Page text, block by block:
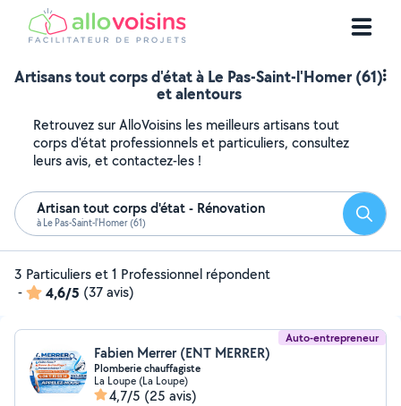
Artisans tout corps d'état à Le Pas-Saint-l'Homer (61)
et alentours
Retrouvez sur AlloVoisins les meilleurs artisans tout
corps d'état professionnels et particuliers, consultez
leurs avis, et contactez-les !
Artisan tout corps d'état - Rénovation
à Le Pas-Saint-l'Homer (61)
3 Particuliers et 1 Professionnel répondent
-
4,6/5 (37 avis)
Auto-entrepreneur
Fabien Merrer (ENT MERRER)
Plomberie chauffagiste
La Loupe (La Loupe)
4,7/5 (25 avis)